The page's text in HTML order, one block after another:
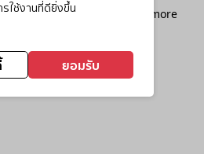
ใช้งานที่ดียิ่งขึ้น
ยอมรับ
the browser console
for more